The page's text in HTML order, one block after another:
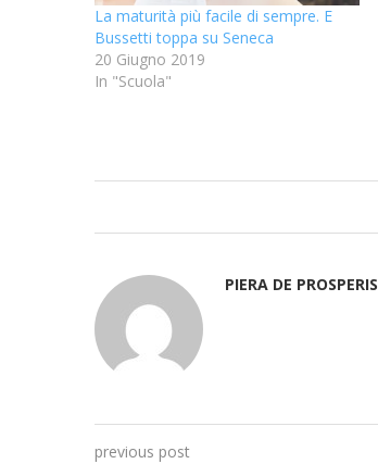
La maturità più facile di sempre. E
Bussetti toppa su Seneca
20 Giugno 2019
In "Scuola"
PIERA DE PROSPERIS
previous post